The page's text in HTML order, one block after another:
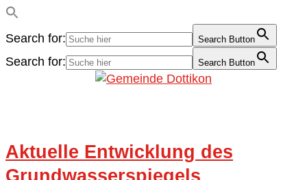
Search for: Search Button
Search for: Search Button
Aktuelle Entwicklung des